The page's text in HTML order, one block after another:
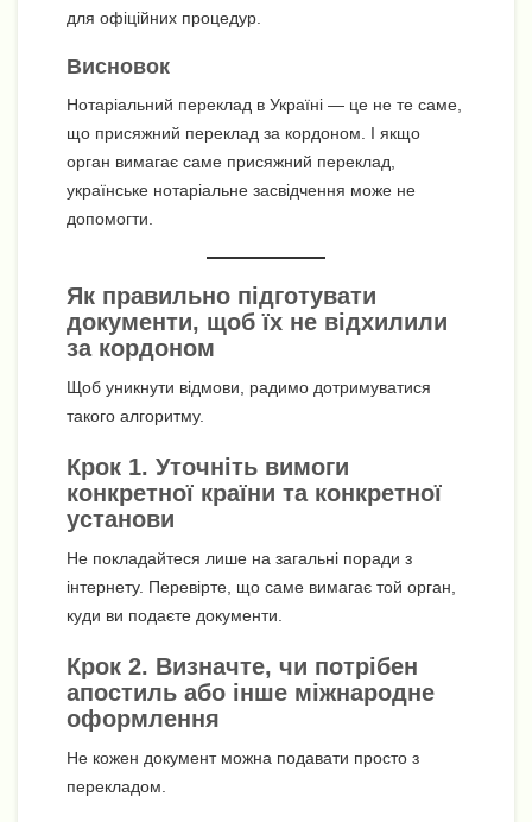
для офіційних процедур.
Висновок
Нотаріальний переклад в Україні — це не те саме,
що присяжний переклад за кордоном. І якщо
орган вимагає саме присяжний переклад,
українське нотаріальне засвідчення може не
допомогти.
Як правильно підготувати
документи, щоб їх не відхилили
за кордоном
Щоб уникнути відмови, радимо дотримуватися
такого алгоритму.
Крок 1. Уточніть вимоги
конкретної країни та конкретної
установи
Не покладайтеся лише на загальні поради з
інтернету. Перевірте, що саме вимагає той орган,
куди ви подаєте документи.
Крок 2. Визначте, чи потрібен
апостиль або інше міжнародне
оформлення
Не кожен документ можна подавати просто з
перекладом.